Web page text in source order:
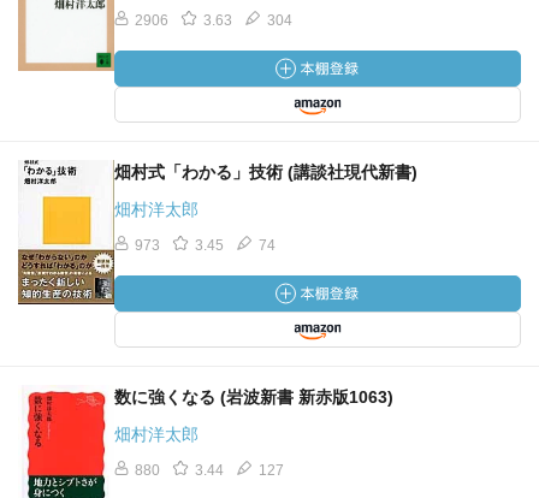
2906 3.63 304
畑村式「わかる」技術 (講談社現代新書)
畑村洋太郎
973 3.45 74
数に強くなる (岩波新書 新赤版1063)
畑村洋太郎
880 3.44 127